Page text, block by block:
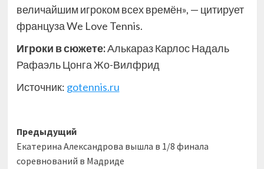
величайшим игроком всех времён», — цитирует
француза We Love Tennis.
Игроки в сюжете:Алькараз Карлос Надаль
Рафаэль Цонга Жо-Вилфрид
Источник: gotennis.ru
Навигация
записи
Предыдущий
Екатерина Александрова вышла в 1/8 финала
соревнований в Мадриде